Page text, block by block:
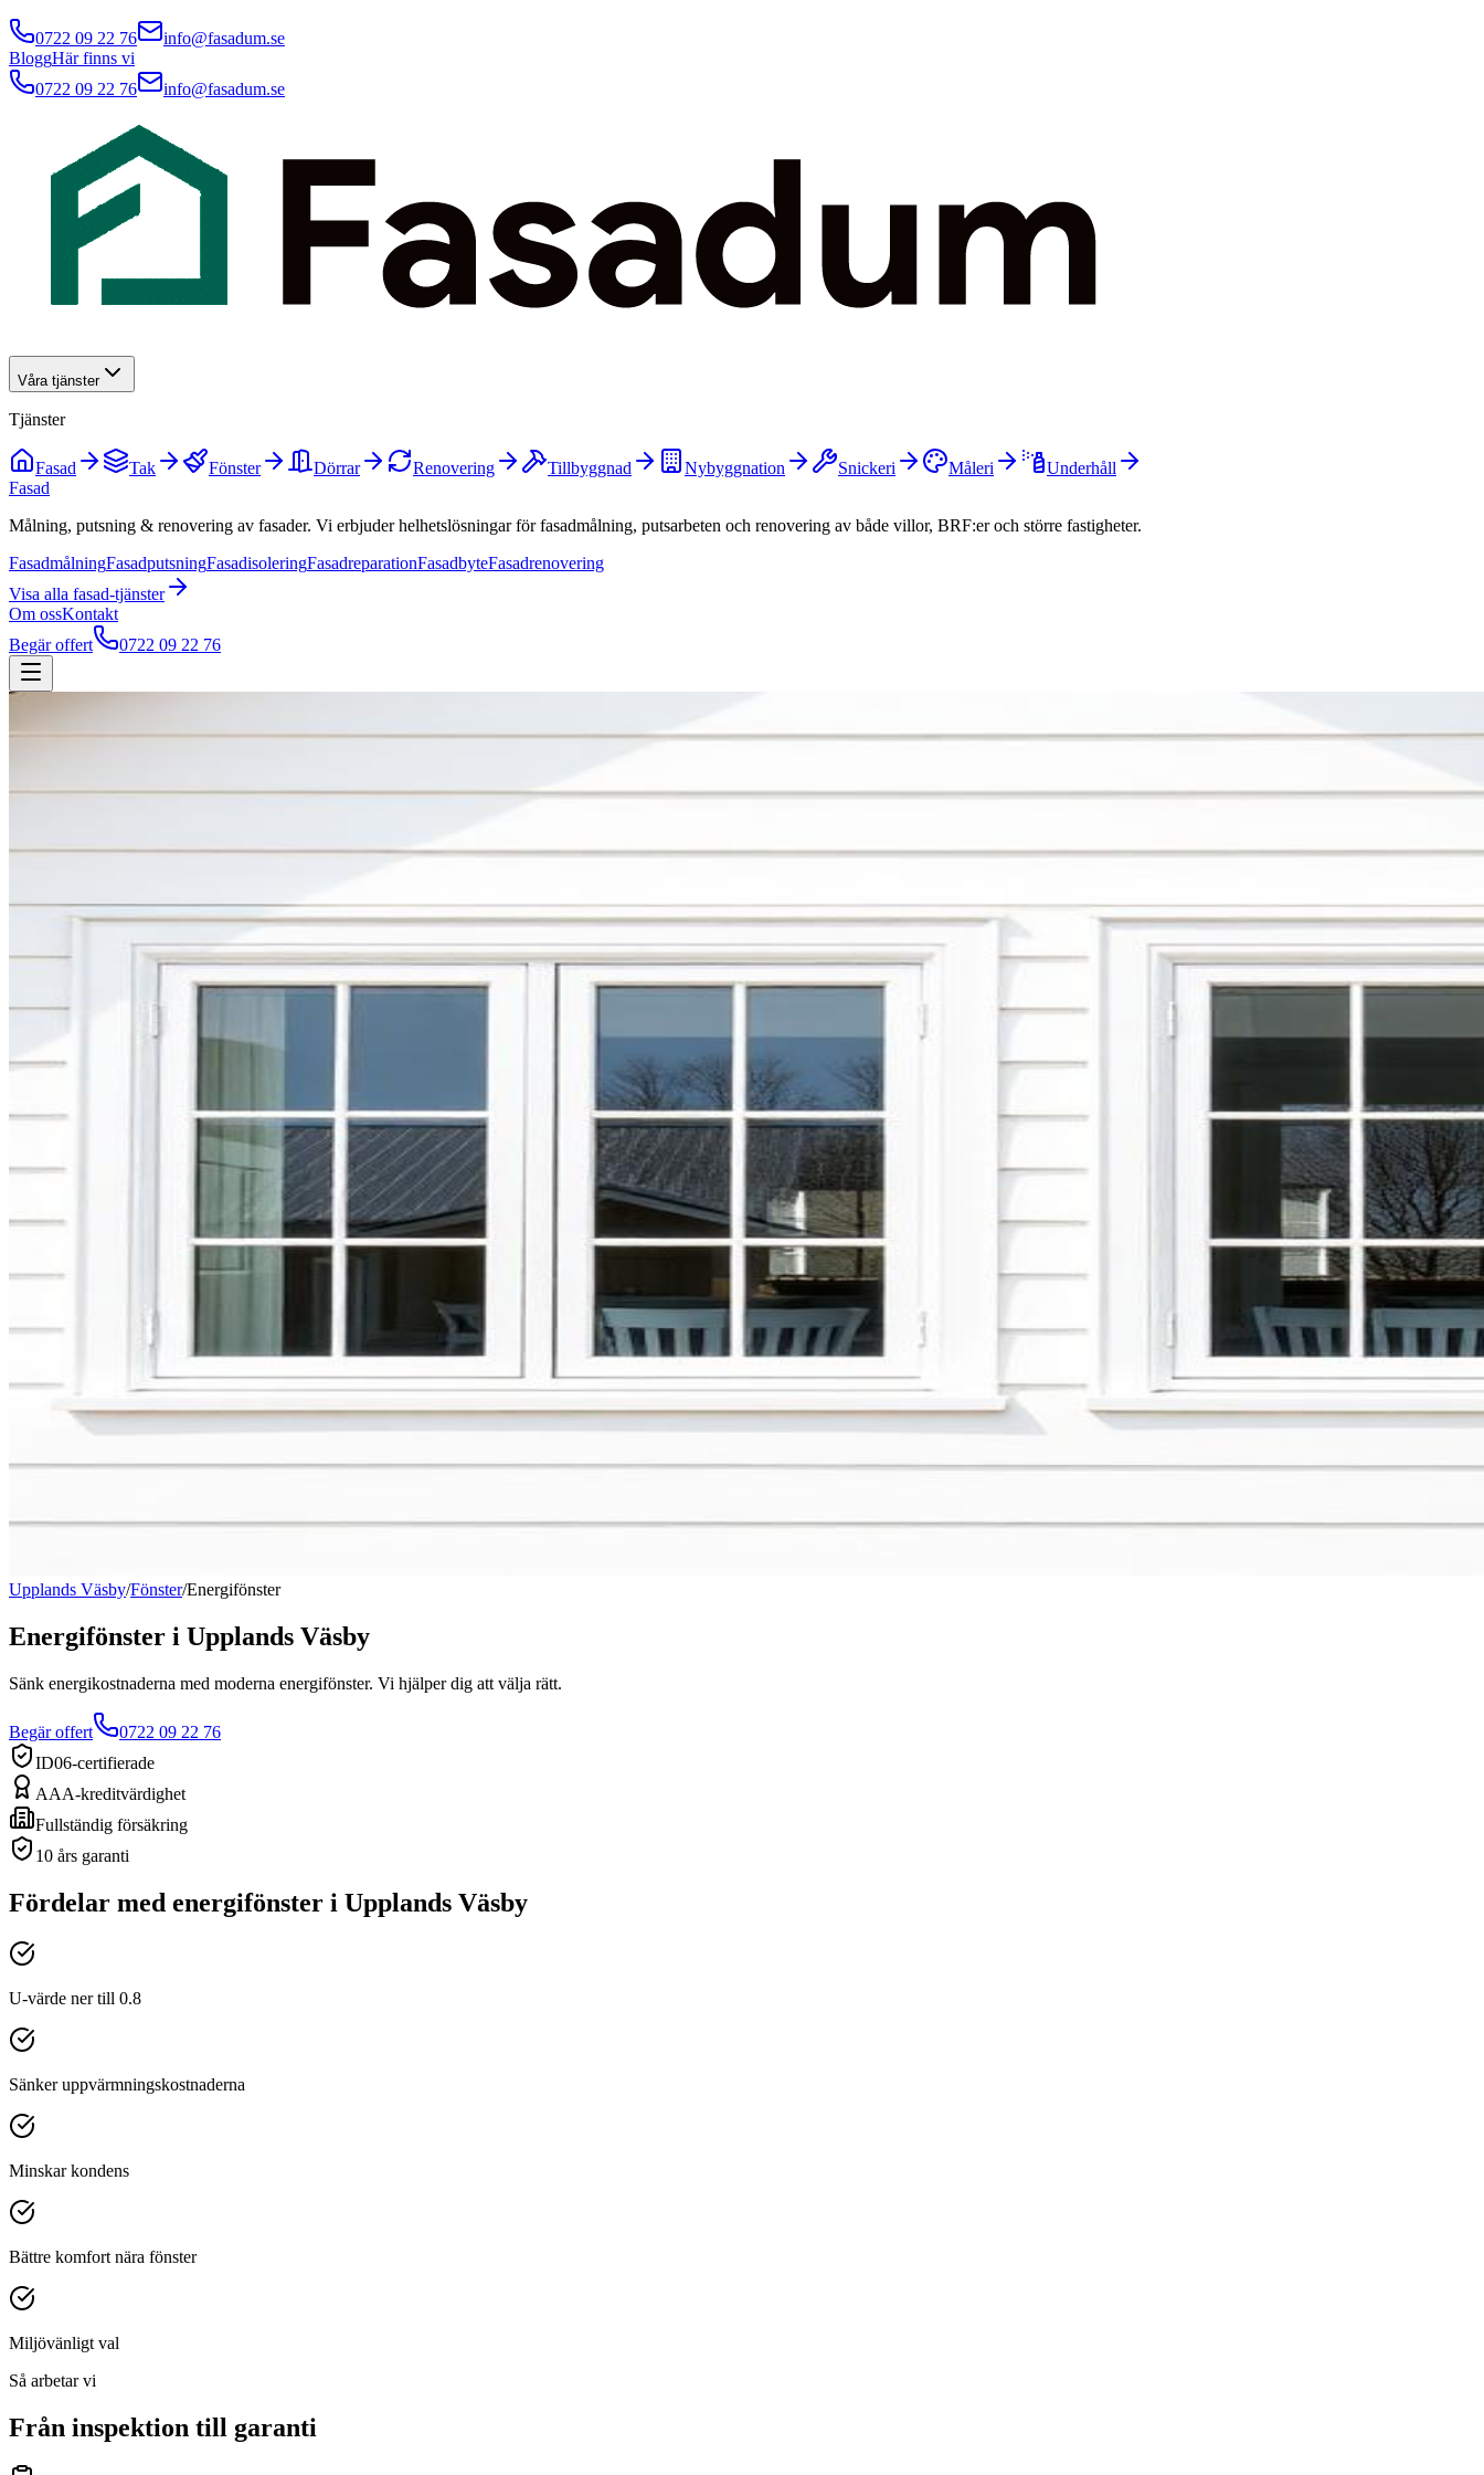
0722 09 22 76
info@fasadum.se
BloggHär finns vi
0722 09 22 76
info@fasadum.se
Våra tjänster
Tjänster
Fasad Tak Fönster Dörrar Renovering Tillbyggnad Nybyggnation Snickeri Måleri
Underhåll
Fasad
Målning, putsning & renovering av fasader. Vi erbjuder helhetslösningar för fasadmålning, putsarbeten och renovering av både villor, BRF:er och större fastigheter.
FasadmålningFasadputsningFasadisoleringFasadreparationFasadbyteFasadrenovering
Visa alla fasad-tjänster
Om ossKontakt
Begär offert
0722 09 22 76
Upplands Väsby/Fönster/Energifönster
Energifönster i Upplands Väsby
Sänk energikostnaderna med moderna energifönster. Vi hjälper dig att välja rätt.
Begär offert
0722 09 22 76
ID06-certifierade
AAA-kreditvärdighet
Fullständig försäkring
10 års garanti
Fördelar med energifönster i Upplands Väsby
U-värde ner till 0.8
Sänker uppvärmningskostnaderna
Minskar kondens
Bättre komfort nära fönster
Miljövänligt val
Så arbetar vi
Från inspektion till garanti